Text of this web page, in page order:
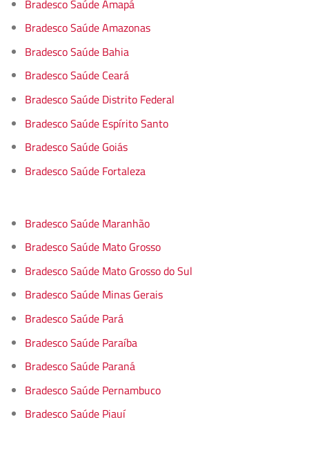
Bradesco Saúde Amapá
Bradesco Saúde Amazonas
Bradesco Saúde Bahia
Bradesco Saúde Ceará
Bradesco Saúde Distrito Federal
Bradesco Saúde Espírito Santo
Bradesco Saúde Goiás
Bradesco Saúde Fortaleza
Bradesco Saúde Maranhão
Bradesco Saúde Mato Grosso
Bradesco Saúde Mato Grosso do Sul
Bradesco Saúde Minas Gerais
Bradesco Saúde Pará
Bradesco Saúde Paraíba
Bradesco Saúde Paraná
Bradesco Saúde Pernambuco
Bradesco Saúde Piauí